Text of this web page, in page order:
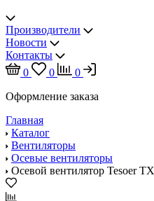
Производители
Новости
Контакты
0
0
0
Оформление заказа
Главная
Каталог
Вентиляторы
Осевые вентиляторы
Осевой вентилятор Tesoer